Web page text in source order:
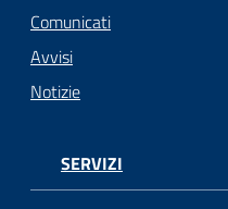
Comunicati
Avvisi
Notizie
SERVIZI